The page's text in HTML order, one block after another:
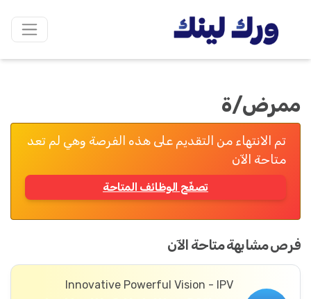
ممرض/ة
تم الانتهاء من التقديم على هذه الفرصة وهي لم تعد
متاحة الآن
تصفّح الوظائف المتاحة
فرص مشابهة متاحة الآن
Innovative Powerful Vision - IPV